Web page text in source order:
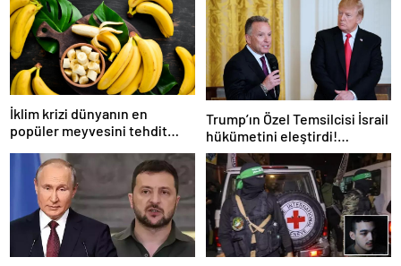
İklim krizi dünyanın en
popüler meyvesini tehdit
karşı karşıya
Trump’ın Özel Temsilcisi İsrail
hükümetini eleştirdi!
‘Gazze’deki savaşı uzatıyorlar’